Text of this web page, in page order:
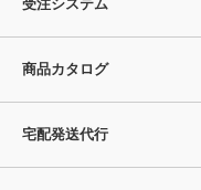
受注システム
商品カタログ
宅配発送代行